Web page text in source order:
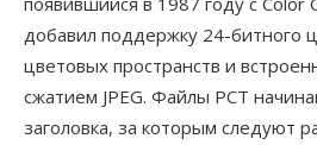
добавил поддержку 24-битного
цветовых пространств и
сжатием JPEG. Файлы PCT
заголовка, за которым следуют